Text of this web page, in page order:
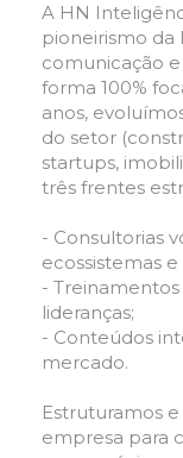
A HN
pioneirismo da
comunicação
forma 100%
anos,
do setor
startups,
três frentes
- Consultorias
ecossistemas
-
lideranças;
- Conteúdos
mercado.
Estruturamos
empresa para